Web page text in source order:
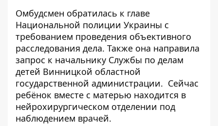
Омбудсмен обратилась к главе
Национальной полиции Украины с
требованием проведения объективного
расследования дела. Также она направила
запрос к начальнику Службы по делам
детей Винницкой областной
государственной администрации. Сейчас
ребёнок вместе с матерью находится в
нейрохирургическом отделении под
наблюдением врачей.